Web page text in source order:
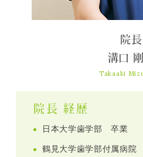
院長
溝口
Takaaki
院長 経歴
日本大学歯学部 卒業
鶴見大学歯学部付属病院